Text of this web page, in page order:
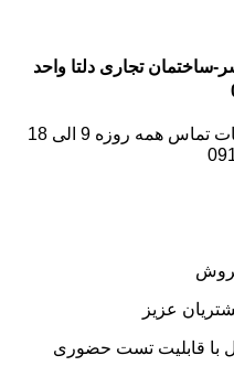
تجاری دلتا واحد
عزیز
تست حضوری